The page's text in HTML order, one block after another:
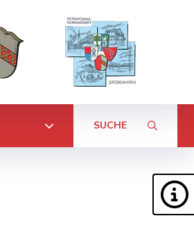
SUCHE